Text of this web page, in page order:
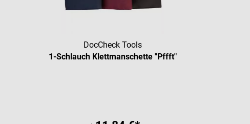
DocCheck Tools
1-Schlauch Klettmanschette "Pffft"